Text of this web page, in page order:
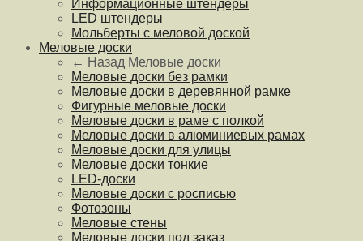
Информационные штендеры
LED штендеры
Мольберты с меловой доской
Меловые доски
← Назад Меловые доски
Меловые доски без рамки
Меловые доски в деревянной рамке
Фигурные меловые доски
Меловые доски в раме с полкой
Меловые доски в алюминиевых рамах
Меловые доски для улицы
Меловые доски тонкие
LED-доски
Меловые доски с росписью
Фотозоны
Меловые стены
Меловые доски под заказ